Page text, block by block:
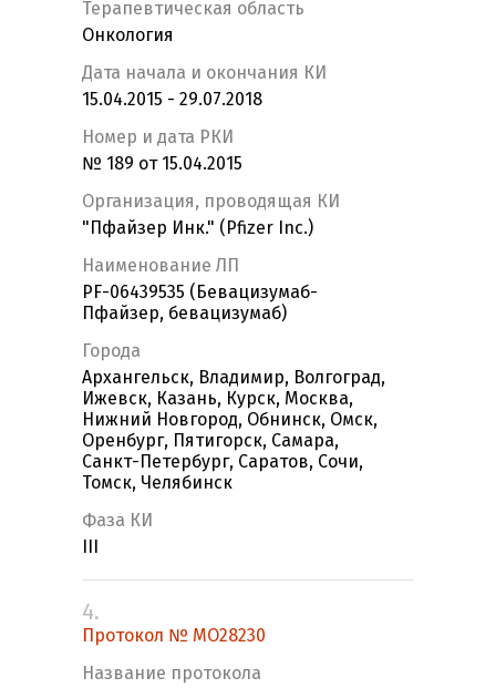
Терапевтическая область
Онкология
Дата начала и окончания КИ
15.04.2015 - 29.07.2018
Номер и дата РКИ
№ 189 от 15.04.2015
Организация, проводящая КИ
"Пфайзер Инк." (Pfizer Inc.)
Наименование ЛП
PF-06439535 (Бевацизумаб-
Пфайзер, бевацизумаб)
Города
Архангельск, Владимир, Волгоград,
Ижевск, Казань, Курск, Москва,
Нижний Новгород, Обнинск, Омск,
Оренбург, Пятигорск, Самара,
Санкт-Петербург, Саратов, Сочи,
Томск, Челябинск
Фаза КИ
4.
Протокол № МО28230
Название протокола